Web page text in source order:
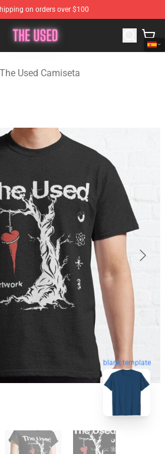
on orders over $100
The Used Merchandise Shop
The Used Camiseta
blank template